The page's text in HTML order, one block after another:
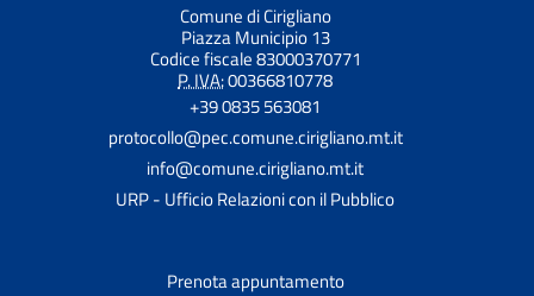
Comune di Cirigliano
Piazza Municipio 13
Codice fiscale 83000370771
P. IVA:00366810778
+39 0835 563081
protocollo@pec.comune.cirigliano.mt.it
info@comune.cirigliano.mt.it
URP - Ufficio Relazioni con il Pubblico
Prenota appuntamento